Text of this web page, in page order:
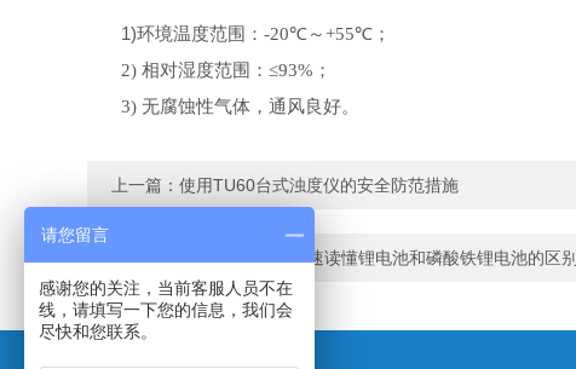
1)环境温度范围： -20℃～+55℃；
2) 相对湿度范围： ≤93% ；
3) 无腐蚀性气体，通风良好。
上一篇： 使用TU60台式浊度仪的安全防范措施
华美沃特 |带你快速读懂锂电池和磷酸铁锂电池的区别
请您留言
感谢您的关注，当前客服人员不在
线，请填写一下您的信息，我们会
尽快和您联系。